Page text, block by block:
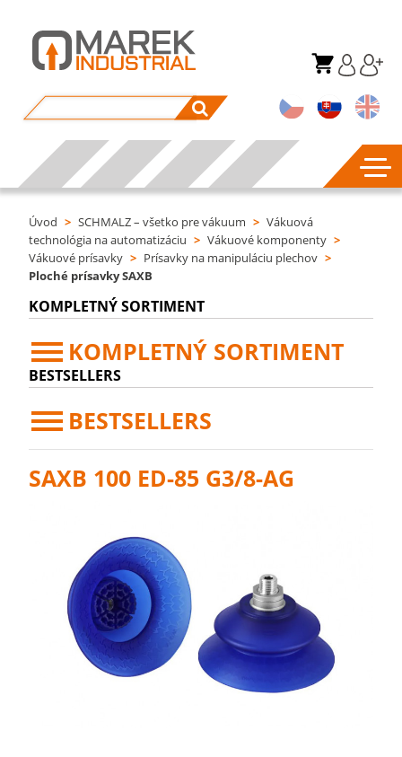
Úvod > SCHMALZ – všetko pre vákuum > Vákuová
technológia na automatizáciu > Vákuové komponenty >
Vákuové prísavky > Prísavky na manipuláciu plechov >
Ploché prísavky SAXB
KOMPLETNÝ SORTIMENT
KOMPLETNÝ SORTIMENT
BESTSELLERS
BESTSELLERS
SAXB 100 ED-85 G3/8-AG